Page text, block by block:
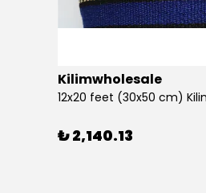
Kilimwholesale
12x20 feet (30x50 cm)
₺ 2,140.13